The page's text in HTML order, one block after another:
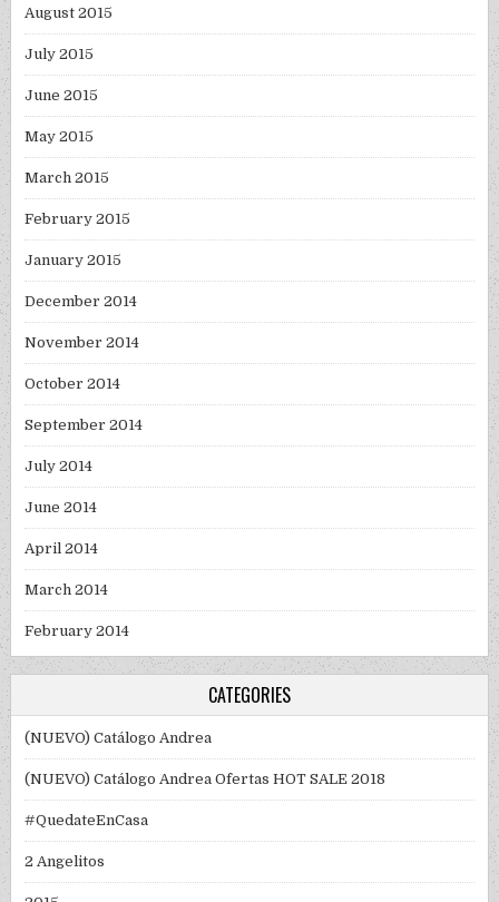
August 2015
July 2015
June 2015
May 2015
March 2015
February 2015
January 2015
December 2014
November 2014
October 2014
September 2014
July 2014
June 2014
April 2014
March 2014
February 2014
CATEGORIES
(NUEVO) Catálogo Andrea
(NUEVO) Catálogo Andrea Ofertas HOT SALE 2018
#QuedateEnCasa
2 Angelitos